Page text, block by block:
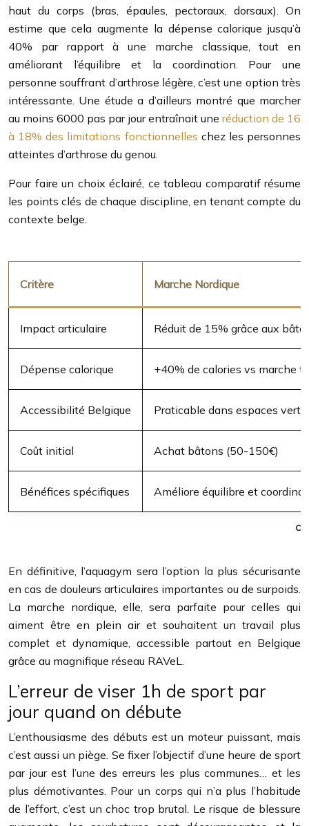
haut du corps (bras, épaules, pectoraux, dorsaux). On
estime que cela augmente la dépense calorique jusqu’à
40% par rapport à une marche classique, tout en
améliorant l’équilibre et la coordination. Pour une
personne souffrant d’arthrose légère, c’est une option très
intéressante. Une étude a d’ailleurs montré que marcher
au moins 6000 pas par jour entraînait une réduction de 16
à 18% des limitations fonctionnelles chez les personnes
atteintes d’arthrose du genou.
Pour faire un choix éclairé, ce tableau comparatif résume
les points clés de chaque discipline, en tenant compte du
contexte belge.
Critère Marche Nordique
Impact articulaire Réduit de 15% grâce aux
Dépense calorique +40% de calories vs marche
Accessibilité Belgique Praticable dans espaces
Coût initial Achat bâtons (50-150€)
Bénéfices spécifiques Améliore équilibre et
En définitive, l’aquagym sera l’option la plus sécurisante
en cas de douleurs articulaires importantes ou de surpoids.
La marche nordique, elle, sera parfaite pour celles qui
aiment être en plein air et souhaitent un travail plus
complet et dynamique, accessible partout en Belgique
grâce au magnifique réseau RAVeL.
L’erreur de viser 1h de sport par
jour quand on débute
L’enthousiasme des débuts est un moteur puissant, mais
c’est aussi un piège. Se fixer l’objectif d’une heure de sport
par jour est l’une des erreurs les plus communes… et les
plus démotivantes. Pour un corps qui n’a plus l’habitude
de l’effort, c’est un choc trop brutal. Le risque de blessure